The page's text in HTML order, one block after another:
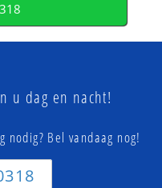
u dag en nacht!
Bel vandaag nog!